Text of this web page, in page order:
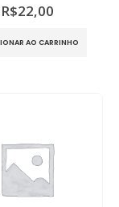
R$22,00
AO CARRINHO